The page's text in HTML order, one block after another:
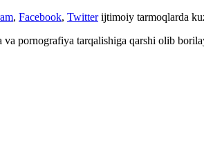
, Facebook, Twitter ijtimoiy tarmoqlarda
pornografiya tarqalishiga qarshi olib